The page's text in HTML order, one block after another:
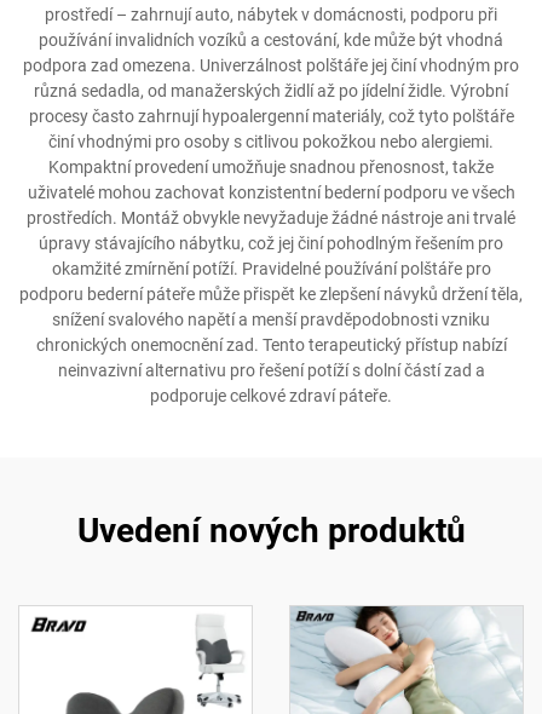
prostředí – zahrnují auto, nábytek v domácnosti, podporu při
používání invalidních vozíků a cestování, kde může být vhodná
podpora zad omezena. Univerzálnost polštáře jej činí vhodným pro
různá sedadla, od manažerských židlí až po jídelní židle. Výrobní
procesy často zahrnují hypoalergenní materiály, což tyto polštáře
činí vhodnými pro osoby s citlivou pokožkou nebo alergiemi.
Kompaktní provedení umožňuje snadnou přenosnost, takže
uživatelé mohou zachovat konzistentní bederní podporu ve všech
prostředích. Montáž obvykle nevyžaduje žádné nástroje ani trvalé
úpravy stávajícího nábytku, což jej činí pohodlným řešením pro
okamžité zmírnění potíží. Pravidelné používání polštáře pro
podporu bederní páteře může přispět ke zlepšení návyků držení těla,
snížení svalového napětí a menší pravděpodobnosti vzniku
chronických onemocnění zad. Tento terapeutický přístup nabízí
neinvazivní alternativu pro řešení potíží s dolní částí zad a
podporuje celkové zdraví páteře.
Uvedení nových produktů